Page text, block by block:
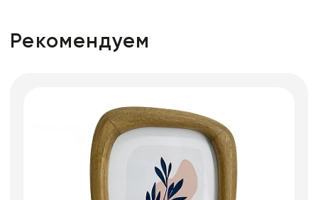
Рекомендуем